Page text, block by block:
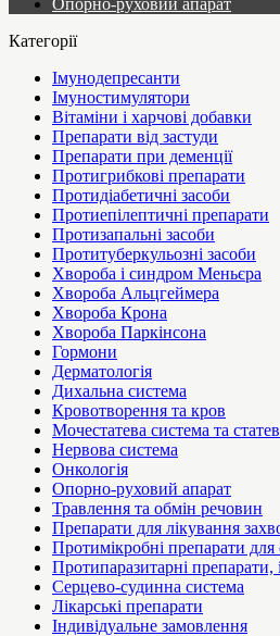
Категорії
Імунодепресанти
Імуностимулятори
Вітаміни і харчові добавки
Препарати від застуди
Препарати при деменції
Протигрибкові препарати
Протидіабетичні засоби
Протиепілептичні препарати
Протизапальні засоби
Протитуберкульозні засоби
Хвороба і синдром Меньєра
Хвороба Альцгеймера
Хвороба Крона
Хвороба Паркінсона
Гормони
Дерматологія
Дихальна система
Кровотворення та кров
Мочестатева система та
Нервова система
Онкологія
Опорно-руховий апарат
Травлення та обмін речовин
Препарати для лікування
Протимікробні препарати для
Протипаразитарні препарати,
Серцево-судинна система
Лікарські препарати
Індивідуальне замовлення